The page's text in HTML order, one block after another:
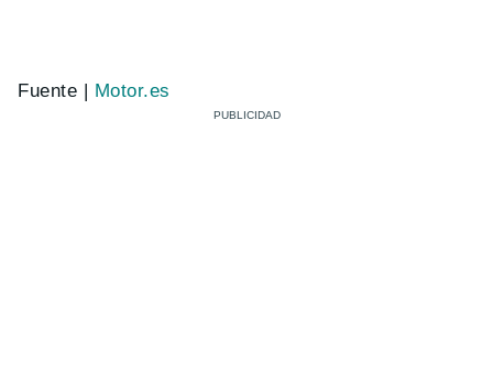
Fuente | Motor.es